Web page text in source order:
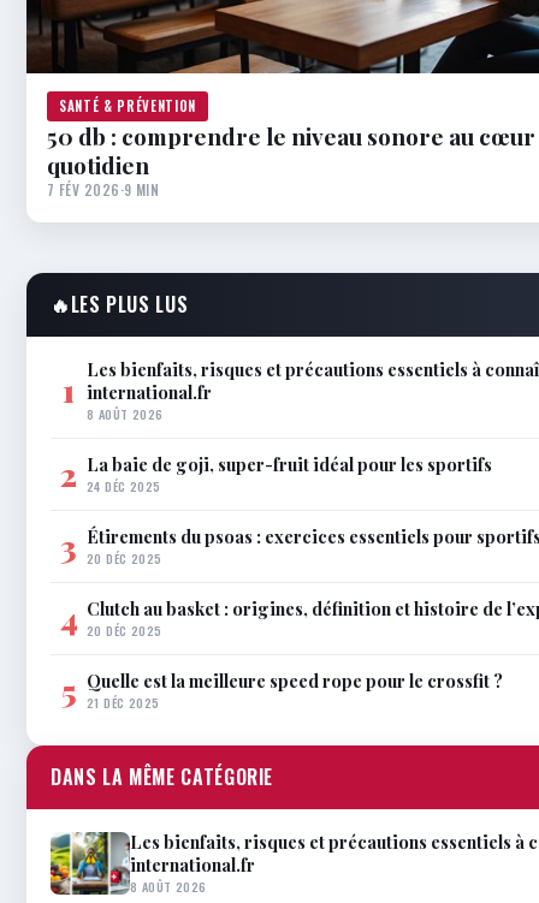
SANTÉ & PRÉVENTION
50 db : comprendre le niveau sonore au
quotidien
7 FÉV 2026·9 MIN
🔥LES PLUS LUS
1 Les bienfaits, risques et précautions essentiels à
international.fr
8 AOÛT 2026
2 La baie de goji, super-fruit idéal pour les sportifs
24 DÉC 2025
3 Étirements du psoas : exercices essentiels pour
20 DÉC 2025
4 Clutch au basket : origines, définition et histoire de
20 DÉC 2025
5 Quelle est la meilleure speed rope pour le crossfit ?
21 DÉC 2025
DANS LA MÊME CATÉGORIE
Les bienfaits, risques et précautions essentiels à
international.fr
8 AOÛT 2026